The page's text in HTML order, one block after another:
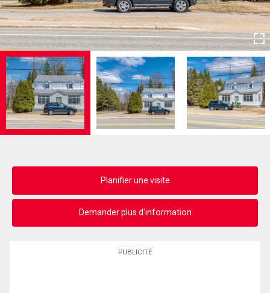
Planifier une visite
Demander plus d'information
PUBLICITÉ